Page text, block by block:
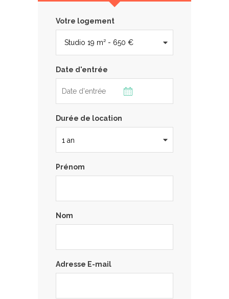
Votre logement
Date d'entrée
Durée de location
Prénom
Nom
Adresse E-mail